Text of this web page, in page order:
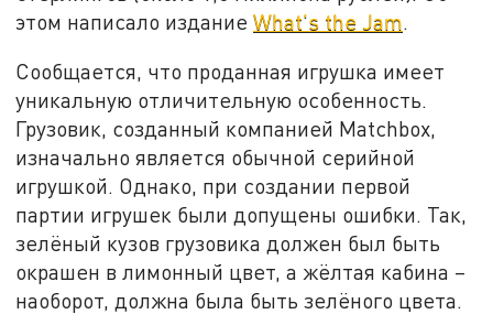
этом написало изданиеWhat's the Jam.
Сообщается, что проданная игрушка имеет
уникальную отличительную особенность.
Грузовик, созданный компанией Matchbox,
изначально является обычной серийной
игрушкой. Однако, при создании первой
партии игрушек были допущены ошибки. Так,
зелёный кузов грузовика должен был быть
окрашен в лимонный цвет, а жёлтая кабина –
наоборот, должна была быть зелёного цвета.